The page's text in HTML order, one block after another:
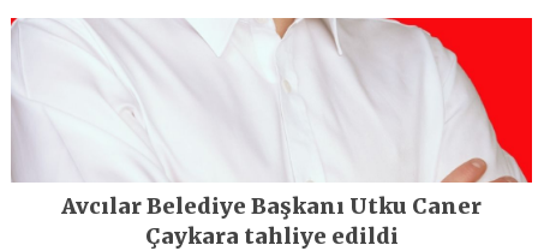
Avcılar Belediye Başkanı Utku Caner
Çaykara tahliye edildi